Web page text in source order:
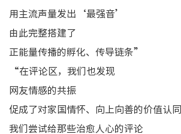
用主流声量发出‘最强音’
由此完整搭建了
正能量传播的孵化、传导链条”
“在评论区，我们也发现
网友情感的共振
促成了对家国情怀、向上向善的价值认同
我们尝试给那些治愈人心的评论